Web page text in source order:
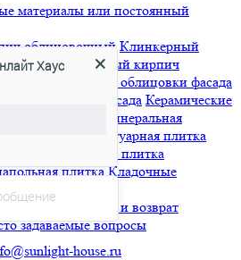
материалы или постоянный
облицовочный Клинкерный
Ригельный кирпич
плитка для облицовки фасада
фасада Керамические
черепица
Минеральная
Брусчатка и тротуарная плитка
тротуарная плитка
плитка Кладочные
Доставка
Обмен и возврат
задаваемые вопросы
house.ru
Хаус